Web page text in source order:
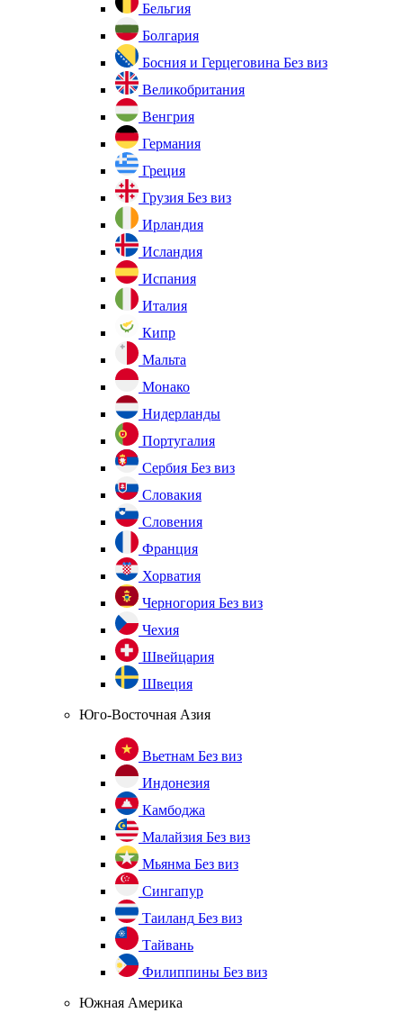
Бельгия
Болгария
Босния и Герцеговина Без виз
Великобритания
Венгрия
Германия
Греция
Грузия Без виз
Ирландия
Исландия
Испания
Италия
Кипр
Мальта
Монако
Нидерланды
Португалия
Сербия Без виз
Словакия
Словения
Франция
Хорватия
Черногория Без виз
Чехия
Швейцария
Швеция
Юго-Восточная Азия
Вьетнам Без виз
Индонезия
Камбоджа
Малайзия Без виз
Мьянма Без виз
Сингапур
Таиланд Без виз
Тайвань
Филиппины Без виз
Южная Америка